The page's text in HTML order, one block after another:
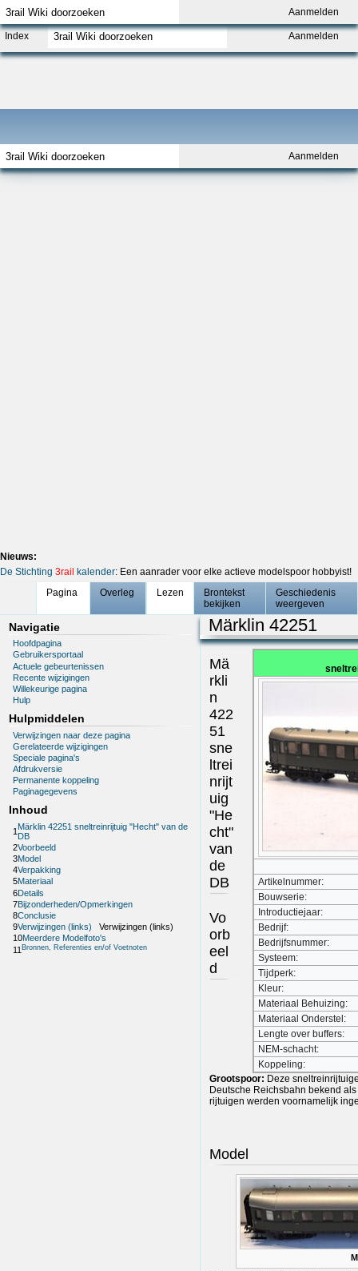
Aanmelden
Aanmelden
Index Aanmelden
Nieuws:
De Stichting 3rail kalender: Een aanrader voor elke actieve modelspoor hobbyist!
Pagina
Overleg Lezen
Brontekst
bekijken
Geschiedenis
weergeven
Navigatie
Hoofdpagina
Gebruikersportaal
Actuele gebeurtenissen
Recente wijzigingen
Willekeurige pagina
Hulp
Hulpmiddelen
Verwijzingen naar deze pagina
Gerelateerde wijzigingen
Speciale pagina's
Afdrukversie
Permanente koppeling
Paginagegevens
Inhoud
1 Märklin 42251 sneltreinrijtuig "Hecht" van de
DB
2Voorbeeld
3Model
4Verpakking
5Materiaal
6Details
7Bijzonderheden/Opmerkingen
8Conclusie
9Verwijzingen (links)
Verwijzingen (links)
10Meerdere Modelfoto's
11Bronnen, Referenties en/of Voetnoten
Märklin 42251
Artikelnummer:
Bouwserie:
Introductiejaar:
Bedrijf:
Bedrijfsnummer:
Systeem:
Tijdperk:
Kleur:
Materiaal Behuizing:
Materiaal Onderstel:
Lengte over buffers:
NEM-schacht:
Koppeling:
Mä
rkli
n
422
51
sne
ltrei
nrijt
uig
"He
cht"
van
de
DB
Vo
orb
eel
d
Grootspoor: Deze
Deutsche Reichsbahn bekend
rijtuigen werden voornamelijk
Model